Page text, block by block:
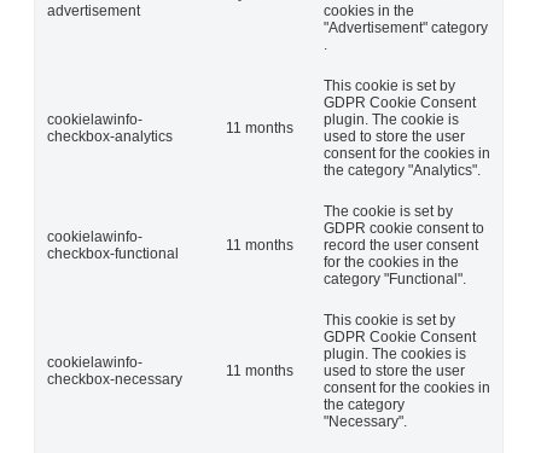
advertisement
cookies in the
"Advertisement" category
.
cookielawinfo-
checkbox-analytics
11 months
This cookie is set by
GDPR Cookie Consent
plugin. The cookie is
used to store the user
consent for the cookies in
the category "Analytics".
cookielawinfo-
checkbox-functional
11 months
The cookie is set by
GDPR cookie consent to
record the user consent
for the cookies in the
category "Functional".
cookielawinfo-
checkbox-necessary
11 months
This cookie is set by
GDPR Cookie Consent
plugin. The cookies is
used to store the user
consent for the cookies in
the category
"Necessary".